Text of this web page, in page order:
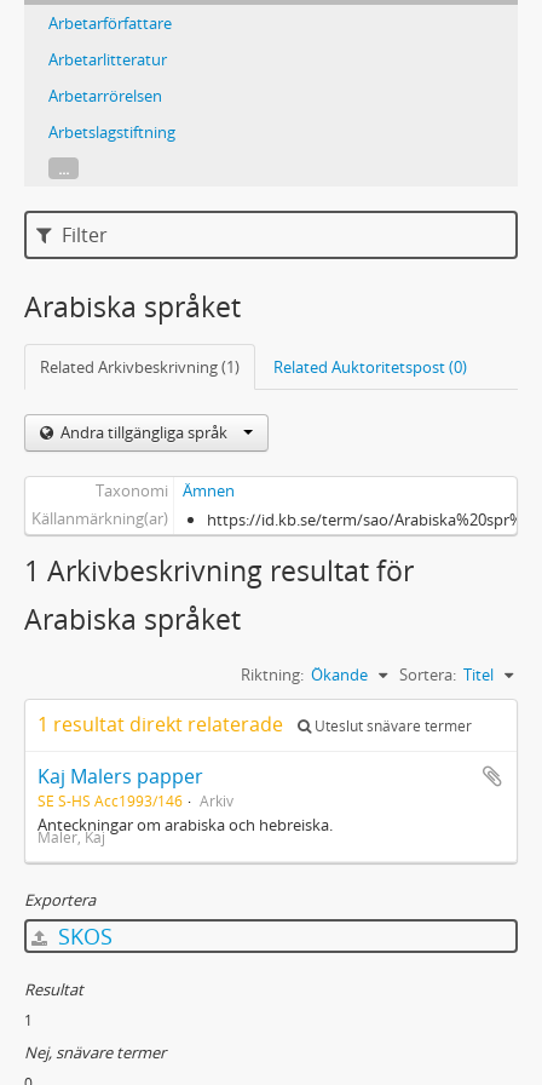
Arbetarförfattare
Arbetarlitteratur
Arbetarrörelsen
Arbetslagstiftning
...
Filter
Arabiska språket
Related Arkivbeskrivning (1) Related Auktoritetspost (0)
Andra tillgängliga språk
Taxonomi
Ämnen
Källanmärkning(ar)
https://id.kb.se/term/sao/
1 Arkivbeskrivning resultat för
Arabiska språket
Sortera: Titel
Riktning: Ökande
1 resultat direkt relaterade Uteslut snävare termer
Kaj Malers papper
SE S-HS Acc1993/146 Arkiv
Anteckningar om arabiska och hebreiska.
Maler, Kaj
Exportera
SKOS
Resultat
1
Nej, snävare termer